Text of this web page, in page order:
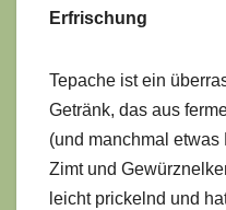
Erfrischung
Tepache ist ein
Getränk, das aus
(und manchmal
Zimt und
leicht prickelnd und